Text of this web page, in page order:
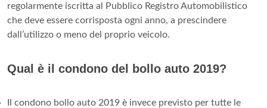
regolarmente iscritta al Pubblico Registro Automobilistico
che deve essere corrisposta ogni anno, a prescindere
dall’utilizzo o meno del proprio veicolo.
Qual è il condono del bollo auto 2019?
Il condono bollo auto 2019 è invece previsto per tutte le